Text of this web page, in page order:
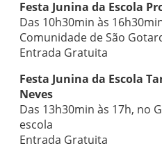
Festa Junina da Escola
Das 10h30min às
Comunidade de São
Entrada Gratuita
Festa Junina da Escola
Neves
Das 13h30min às 17h, no
escola
Entrada Gratuita